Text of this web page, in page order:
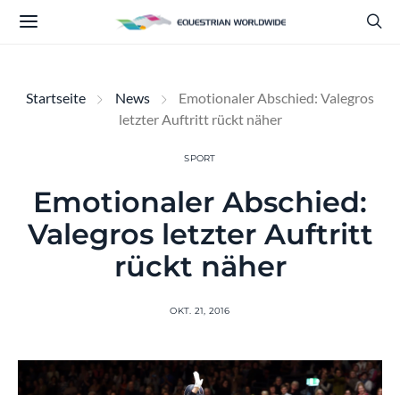
Startseite News
Emotionaler Abschied: Valegros
letzter Auftritt rückt näher
SPORT
Emotionaler Abschied:
Valegros letzter Auftritt
rückt näher
OKT. 21, 2016